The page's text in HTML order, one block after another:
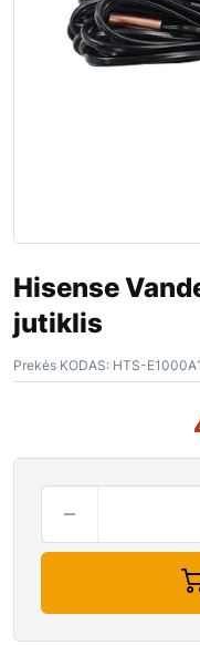
Hisense
jutiklis
Prekės KODAS: HTS-E1000A1